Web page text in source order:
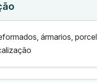
ármarios,